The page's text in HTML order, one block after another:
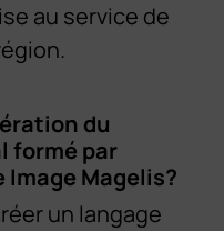
au service de
du
formé par
Image Magelis?
un langage